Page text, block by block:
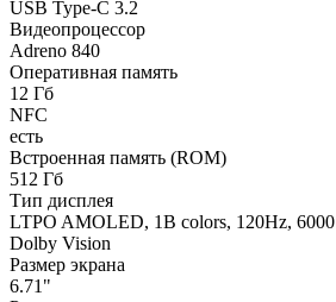
USB Type-C 3.2
Видеопроцессор
Adreno 840
Оперативная память
12 Гб
NFC
есть
Встроенная память (ROM)
512 Гб
Тип дисплея
LTPO AMOLED, 1B colors, 120Hz,
Dolby Vision
Размер экрана
6.71"